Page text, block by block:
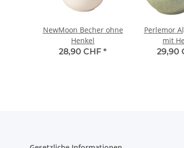
NewMoon Becher ohne
Henkel
28,90 CHF *
Perlemor
mit
29,90